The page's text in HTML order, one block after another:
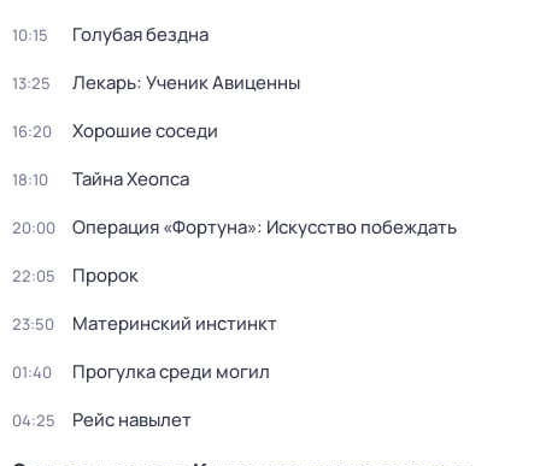
10:15 Голубая бездна
13:25 Лекарь: Ученик Авиценны
16:20 Хорошие соседи
18:10 Тайна Хеопса
20:00 Операция «Фортуна»: Искусство побеждать
22:05 Пророк
23:50 Материнский инстинкт
01:40 Прогулка среди могил
04:25 Рейс навылет